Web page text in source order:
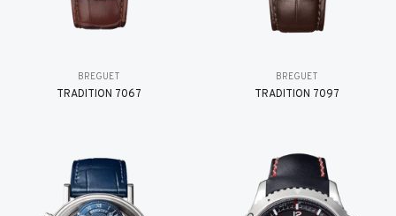
BREGUET
TRADITION 7067
BREGUET
TRADITION 7097